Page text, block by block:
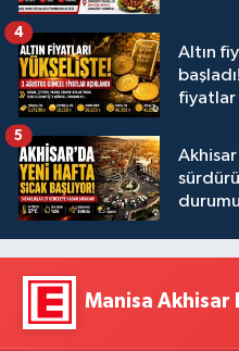
Altın
fiyatlar
4
durumu
5
Manisa